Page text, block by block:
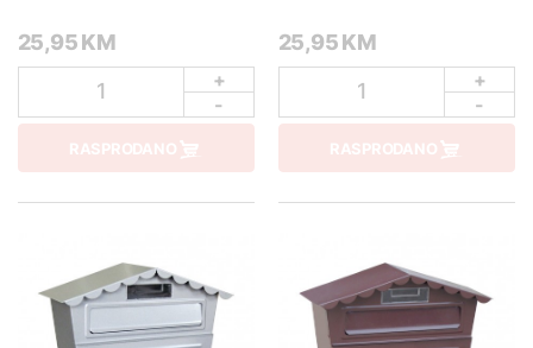
25,95 KM
1
+
-
RASPRODANO
25,95 KM
1
+
-
RASPRODANO